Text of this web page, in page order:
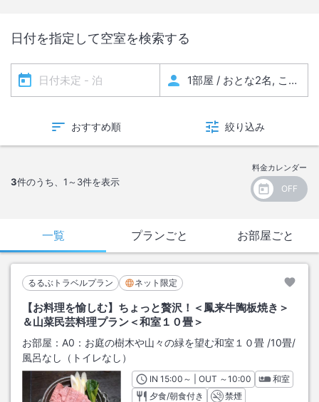
日付を指定して空室を検索する
おすすめ順 絞り込み
3件のうち、 1～3件を表示
料金カレンダー
一覧 プランごと お部屋ごと
るるぶトラベルプラン ネット限定
【お料理を愉しむ】ちょっと贅沢！＜鳳来牛陶板焼き＞
＆山菜民芸料理プラン＜和室１０畳＞
お部屋： A0：お庭の樹木や山々の緑を望む和室１０畳 /10畳/
風呂なし（トイレなし）
INチェックイン
15:00 ～ | OUT チェックアウト
～10:00
和室
夕食/朝食付き
禁煙